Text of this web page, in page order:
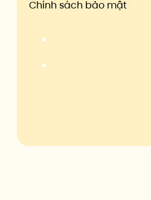
Chính sách bảo mật